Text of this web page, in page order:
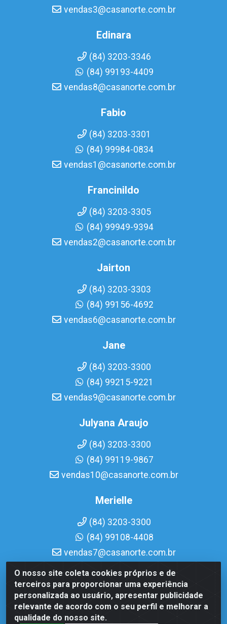
O nosso site coleta cookies próprios e de
terceiros para proporcionar uma experiência
personalizada ao usuário, apresentar publicidade
relevante de acordo com o seu perfil e melhorar a
qualidade do nosso site.
vendas3@casanorte.com.br
Edinara
(84) 3203-3346
(84) 99193-4409
vendas8@casanorte.com.br
Fabio
(84) 3203-3301
(84) 99984-0834
vendas1@casanorte.com.br
Francinildo
(84) 3203-3305
(84) 99949-9394
vendas2@casanorte.com.br
Jairton
(84) 3203-3303
(84) 99156-4692
vendas6@casanorte.com.br
Jane
(84) 3203-3300
(84) 99215-9221
vendas9@casanorte.com.br
Julyana Araujo
(84) 3203-3300
(84) 99119-9867
vendas10@casanorte.com.br
Merielle
(84) 3203-3300
(84) 99108-4408
vendas7@casanorte.com.br
Casa Norte LTDA - Av. Interventor Mário Câmara, 1815 -
Dix-Sept Rosado, Natal/RN - CEP 59054-600 - CNPJ
08.713.513/0001-51